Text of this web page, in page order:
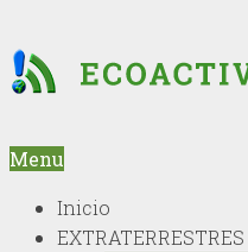
Menu
Inicio
EXTRATERRESTRES